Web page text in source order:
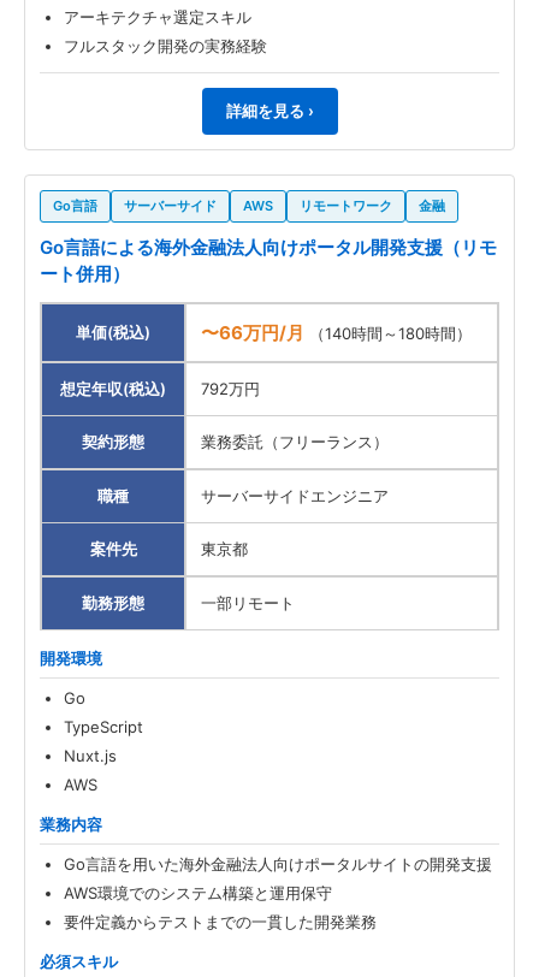
アーキテクチャ選定スキル
フルスタック開発の実務経験
詳細を見る ›
Go言語 サーバーサイド AWS リモートワーク 金融
Go言語による海外金融法人向けポータル開発支援（リモ
ート併用）
単価(税込) 〜66万円/月 （140時間～180時間）
想定年収(税込) 792万円
契約形態 業務委託（フリーランス）
職種 サーバーサイドエンジニア
案件先 東京都
勤務形態 一部リモート
開発環境
Go
TypeScript
Nuxt.js
AWS
業務内容
Go言語を用いた海外金融法人向けポータルサイトの開発支援
AWS環境でのシステム構築と運用保守
要件定義からテストまでの一貫した開発業務
必須スキル